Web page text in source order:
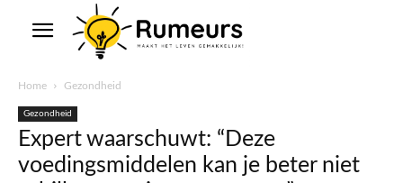
Home Gezondheid
Gezondheid
Expert waarschuwt: “Deze
voedingsmiddelen kan je beter niet